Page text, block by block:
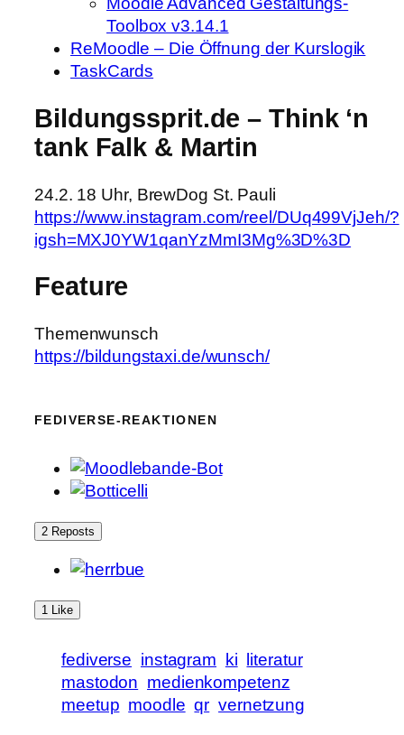
Toolbox v3.14.1
ReMoodle – Die Öffnung der Kurslogik
TaskCards
Bildungssprit.de – Think ‘n
tank Falk & Martin
24.2. 18 Uhr, BrewDog St. Pauli
https://www.instagram.com/reel/DUq499VjJeh/?
igsh=MXJ0YW1qanYzMmI3Mg%3D%3D
Feature
Themenwunsch
https://bildungstaxi.de/wunsch/
FEDIVERSE-REAKTIONEN
2 Reposts
1 Like
fediverse instagram ki literatur
mastodon medienkompetenz
meetup moodle qr vernetzung